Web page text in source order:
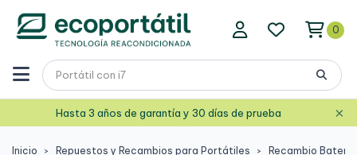
0
Hasta 3 años de garantía y 30 días de prueba ×
Inicio Repuestos y Recambios para Portátiles Recambio